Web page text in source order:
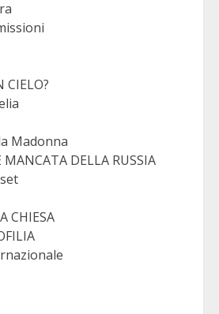
CIELO?
Madonna
MANCATA DELLA RUSSIA
CHIESA